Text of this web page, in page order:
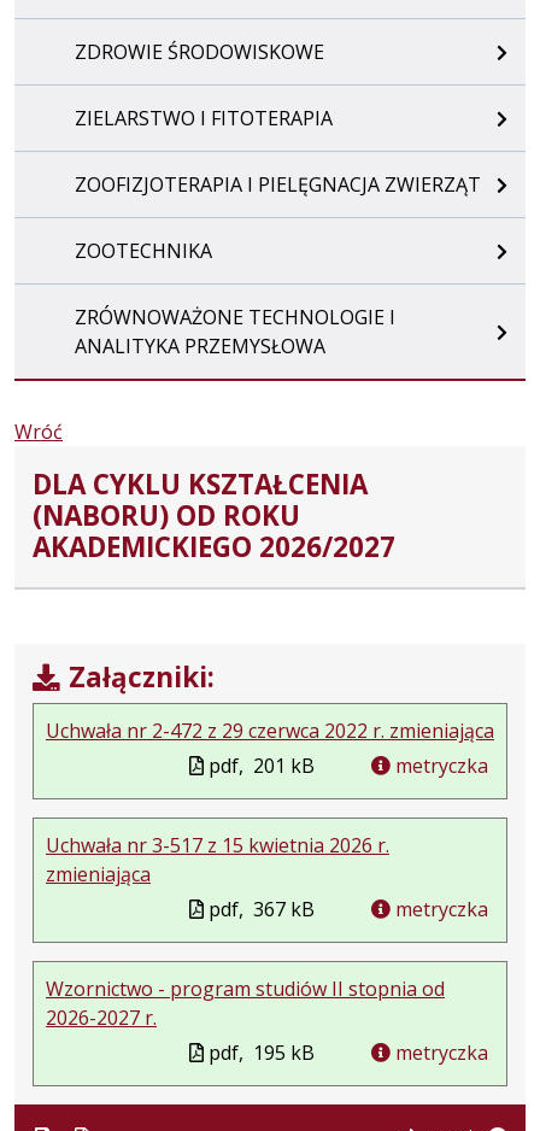
ZDROWIE ŚRODOWISKOWE
ZIELARSTWO I FITOTERAPIA
ZOOFIZJOTERAPIA I PIELĘGNACJA ZWIERZĄT
ZOOTECHNIKA
ZRÓWNOWAŻONE TECHNOLOGIE I
ANALITYKA PRZEMYSŁOWA
Wróć
DLA CYKLU KSZTAŁCENIA
(NABORU) OD ROKU
AKADEMICKIEGO 2026/2027
Załączniki:
Uchwała nr 2-472 z 29 czerwca 2022 r. zmieniająca
pdf, 201 kB metryczka
Uchwała nr 3-517 z 15 kwietnia 2026 r.
zmieniająca
pdf, 367 kB metryczka
Wzornictwo - program studiów II stopnia od
2026-2027 r.
pdf, 195 kB metryczka